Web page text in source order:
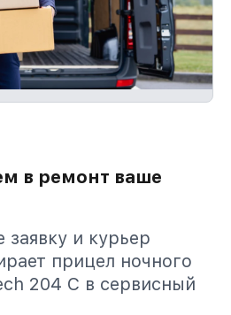
в ремонт ваше
и курьер
прицел ночного
204 С в сервисный